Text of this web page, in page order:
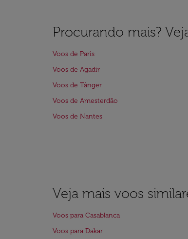
Procurando mais?
Voos de Paris
Voos de Agadir
Voos de Tânger
Voos de Amesterdão
Voos de Nantes
Veja mais voos
Voos para Casablanca
Voos para Dakar